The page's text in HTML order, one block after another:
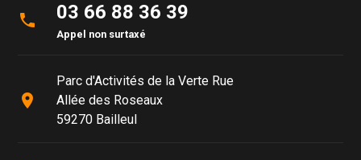
phone 03 66 88 36 39
Appel non surtaxé
place
Parc d'Activités de la Verte Rue
Allée des Roseaux
59270 Bailleul